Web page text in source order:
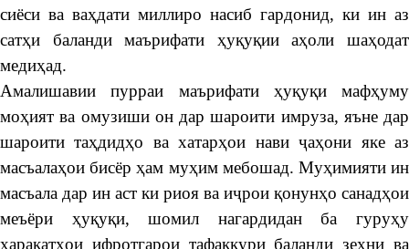
сиёси ва ваҳдати миллиро насиб гардонид, ки ин аз
сатҳи баланди маърифати ҳуқуқии аҳоли шаҳодат
медиҳад.
Амалишавии пурраи маърифати ҳуқуқи мафҳуму
моҳият ва омузиши он дар шароити имруза, яъне дар
шароити таҳдидҳо ва хатарҳои нави ҷаҳони яке аз
масъалаҳои бисёр ҳам муҳим мебошад. Муҳимияти ин
масъала дар ин аст ки риоя ва иҷрои қонунҳо санадҳои
меъёри ҳуқуқи, шомил нагардидан ба гуруҳу
ҳаракатҳои ифротгарои тафаккури баланди зеҳни ва